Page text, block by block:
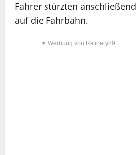
Fahrer stürzten anschließend
auf die Fahrbahn.
▼ Werbung von Refinery89